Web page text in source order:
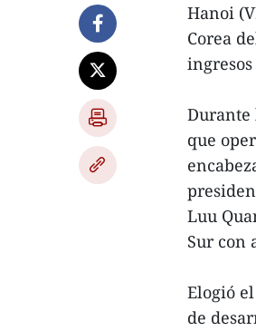
Hanoi
Corea
Durante
que
Luu
Sur con
Elogió
de